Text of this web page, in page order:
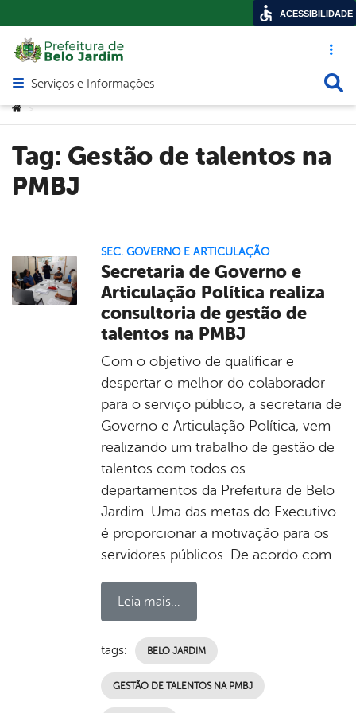
Acesso
Abrir menu principal de navegação
Serviços e Informações
Você está aqui:
>
Tag: Gestão de talentos na
PMBJ
SEC. GOVERNO E ARTICULAÇÃO
Secretaria de Governo e
Articulação Política realiza
consultoria de gestão de
talentos na PMBJ
Com o objetivo de qualificar e
despertar o melhor do colaborador
para o serviço público, a secretaria de
Governo e Articulação Política, vem
realizando um trabalho de gestão de
talentos com todos os
departamentos da Prefeitura de Belo
Jardim. Uma das metas do Executivo
é proporcionar a motivação para os
servidores públicos. De acordo com
Leia mais...
tags: BELO JARDIM
GESTÃO DE TALENTOS NA PMBJ
ACESSIBILIDADE